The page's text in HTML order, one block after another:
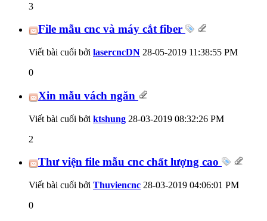
3
File mẫu cnc và máy cắt fiber
Viết bài cuối bởi lasercncDN 28-05-2019 11:38:55 PM
0
Xin mẫu vách ngăn
Viết bài cuối bởi ktshung 28-03-2019 08:32:26 PM
2
Thư viện file mẫu cnc chất lượng cao
Viết bài cuối bởi Thuviencnc 28-03-2019 04:06:01 PM
0